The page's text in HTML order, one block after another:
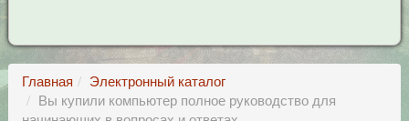
Главная
Электронный каталог
Вы купили компьютер полное руководство для